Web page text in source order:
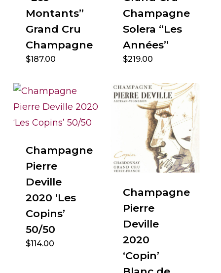
Montants”
Grand Cru
Champagne
$187.00
Champagne
Solera “Les
Années”
$219.00
Champagne
Pierre
Deville
2020 ‘Les
Copins’
50/50
$114.00
Champagne
Pierre
Deville
2020
‘Copin’